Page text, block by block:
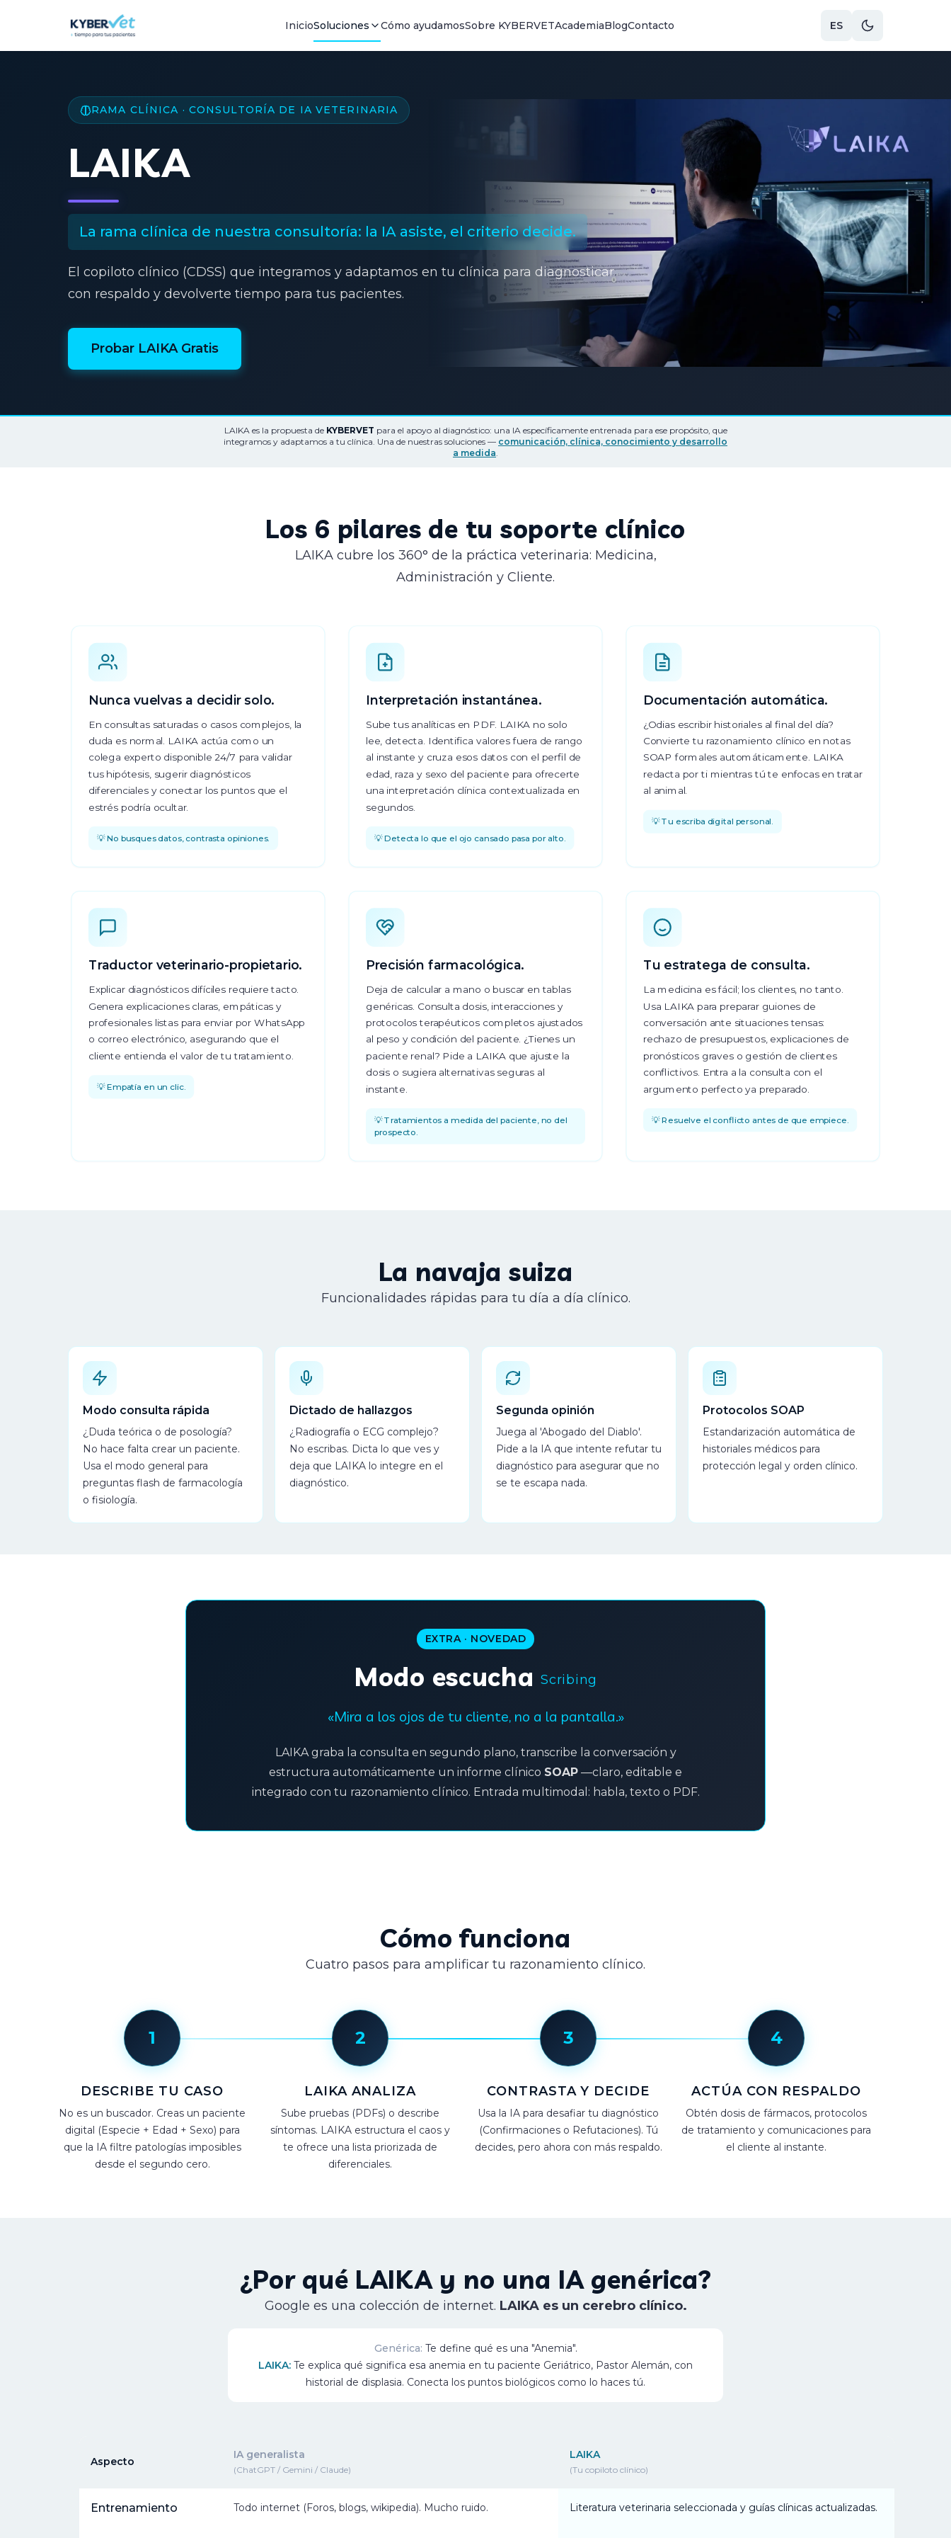
InicioSoluciones Cómo ayudamosSobre KYBERVETAcademiaBlogContacto ES
RAMA CLÍNICA · CONSULTORÍA DE IA VETERINARIA
LAIKA
La rama clínica de nuestra consultoría: la IA asiste, el criterio decide.
El copiloto clínico (CDSS) que integramos y adaptamos en tu clínica para diagnosticar
con respaldo y devolverte tiempo para tus pacientes.
Probar LAIKA Gratis
LAIKA es la propuesta de KYBERVET para el apoyo al diagnóstico: una IA específicamente entrenada para ese propósito, que
integramos y adaptamos a tu clínica. Una de nuestras soluciones — comunicación, clínica, conocimiento y desarrollo
a medida.
Los 6 pilares de tu soporte clínico
LAIKA cubre los 360° de la práctica veterinaria: Medicina,
Administración y Cliente.
Nunca vuelvas a decidir solo.
En consultas saturadas o casos complejos, la
duda es normal. LAIKA actúa como un
colega experto disponible 24/7 para validar
tus hipótesis, sugerir diagnósticos
diferenciales y conectar los puntos que el
estrés podría ocultar.
💡 No busques datos, contrasta opiniones.
Interpretación instantánea.
Sube tus analíticas en PDF. LAIKA no solo
lee, detecta. Identifica valores fuera de rango
al instante y cruza esos datos con el perfil de
edad, raza y sexo del paciente para ofrecerte
una interpretación clínica contextualizada en
segundos.
💡 Detecta lo que el ojo cansado pasa por alto.
Documentación automática.
¿Odias escribir historiales al final del día?
Convierte tu razonamiento clínico en notas
SOAP formales automáticamente. LAIKA
redacta por ti mientras tú te enfocas en tratar
al animal.
💡 Tu escriba digital personal.
Traductor veterinario-propietario.
Explicar diagnósticos difíciles requiere tacto.
Genera explicaciones claras, empáticas y
profesionales listas para enviar por WhatsApp
o correo electrónico, asegurando que el
cliente entienda el valor de tu tratamiento.
💡 Empatía en un clic.
Precisión farmacológica.
Deja de calcular a mano o buscar en tablas
genéricas. Consulta dosis, interacciones y
protocolos terapéuticos completos ajustados
al peso y condición del paciente. ¿Tienes un
paciente renal? Pide a LAIKA que ajuste la
dosis o sugiera alternativas seguras al
instante.
💡 Tratamientos a medida del paciente, no del
prospecto.
Tu estratega de consulta.
La medicina es fácil; los clientes, no tanto.
Usa LAIKA para preparar guiones de
conversación ante situaciones tensas:
rechazo de presupuestos, explicaciones de
pronósticos graves o gestión de clientes
conflictivos. Entra a la consulta con el
argumento perfecto ya preparado.
💡 Resuelve el conflicto antes de que empiece.
La navaja suiza
Funcionalidades rápidas para tu día a día clínico.
Modo consulta rápida
¿Duda teórica o de posología?
No hace falta crear un paciente.
Usa el modo general para
preguntas flash de farmacología
o fisiología.
Dictado de hallazgos
¿Radiografía o ECG complejo?
No escribas. Dicta lo que ves y
deja que LAIKA lo integre en el
diagnóstico.
Segunda opinión
Juega al 'Abogado del Diablo'.
Pide a la IA que intente refutar tu
diagnóstico para asegurar que no
se te escapa nada.
Protocolos SOAP
Estandarización automática de
historiales médicos para
protección legal y orden clínico.
EXTRA · NOVEDAD
Modo escuchaScribing
«Mira a los ojos de tu cliente, no a la pantalla.»
LAIKA graba la consulta en segundo plano, transcribe la conversación y
estructura automáticamente un informe clínico SOAP —claro, editable e
integrado con tu razonamiento clínico. Entrada multimodal: habla, texto o PDF.
Cómo funciona
Cuatro pasos para amplificar tu razonamiento clínico.
1
DESCRIBE TU CASO
No es un buscador. Creas un paciente
digital (Especie + Edad + Sexo) para
que la IA filtre patologías imposibles
desde el segundo cero.
2
LAIKA ANALIZA
Sube pruebas (PDFs) o describe
síntomas. LAIKA estructura el caos y
te ofrece una lista priorizada de
diferenciales.
3
CONTRASTA Y DECIDE
Usa la IA para desafiar tu diagnóstico
(Confirmaciones o Refutaciones). Tú
decides, pero ahora con más respaldo.
4
ACTÚA CON RESPALDO
Obtén dosis de fármacos, protocolos
de tratamiento y comunicaciones para
el cliente al instante.
¿Por qué LAIKA y no una IA genérica?
Google es una colección de internet. LAIKA es un cerebro clínico.
Genérica: Te define qué es una "Anemia".
LAIKA: Te explica qué significa esa anemia en tu paciente Geriátrico, Pastor Alemán, con
historial de displasia. Conecta los puntos biológicos como lo haces tú.
Aspecto
IA generalista
(ChatGPT / Gemini / Claude)
LAIKA
(Tu copiloto clínico)
Entrenamiento Todo internet (Foros, blogs, wikipedia). Mucho ruido. Literatura veterinaria seleccionada y guías clínicas actualizadas.